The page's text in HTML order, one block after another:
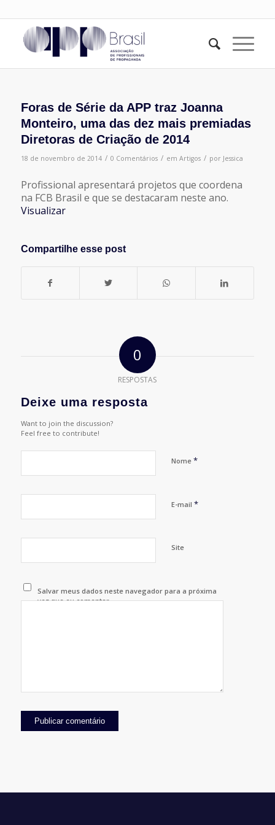
Foras de Série da APP traz Joanna
Monteiro, uma das dez mais premiadas
Diretoras de Criação de 2014
18 de novembro de 2014 / 0 Comentários / em Artigos / por Jessica
Profissional apresentará projetos que coordena
na FCB Brasil e que se destacaram neste ano.
Visualizar
Compartilhe esse post
0
RESPOSTAS
Deixe uma resposta
Want to join the discussion?
Feel free to contribute!
Nome *
E-mail *
Site
Salvar meus dados neste navegador para a próxima
vez que eu comentar.